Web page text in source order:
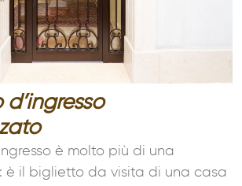
è molto più di una
è il biglietto da visita di una casa